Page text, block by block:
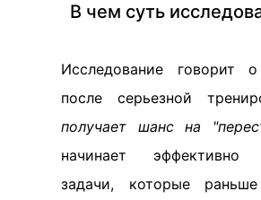
В чем суть
Исследование говорит
после серьезной
получает шанс на
начинает эффективно
задачи, которые